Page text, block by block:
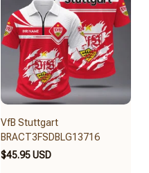
VfB Stuttgart
BRACT3FSDBLG13716
$45.95 USD